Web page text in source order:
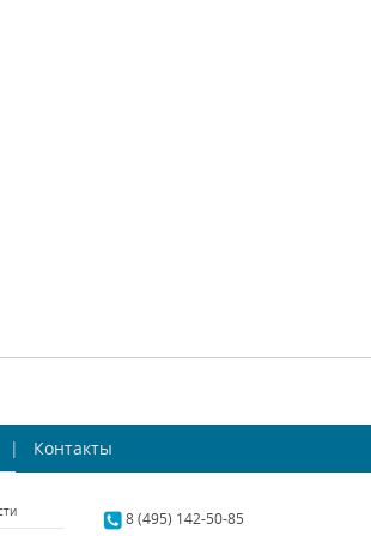
люстра
Tesoro 710082
1 шт.
Подвесная люстра
В наличии 8 шт.
Контакты
8 (495) 142-50-85